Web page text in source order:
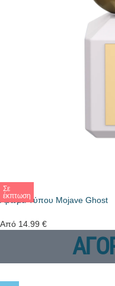
Σε
έκπτωση
Άρωμα Τύπου Mojave Ghost
Από 14.99 €